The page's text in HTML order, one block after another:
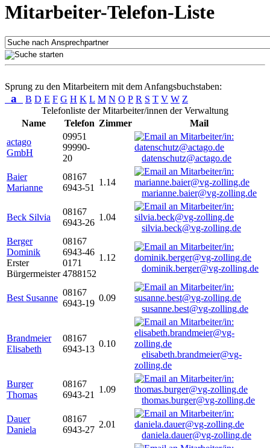
Mitarbeiter-Telefon-Liste
Sprung zu den Mitarbeitern mit dem Anfangsbuchstaben:
a B D E F G H K L M N O P R S T V W Z
Telefonliste der Mitarbeiter/innen der Verwaltung
Name
Telefon Zimmer
Mail
actago
GmbH
09951
99990-
20
datenschutz@actago.de
Baier
Marianne
08167
6943-51
1.14
marianne.baier@vg-zolling.de
Beck Silvia
08167
6943-26
1.04
silvia.beck@vg-zolling.de
Berger
Dominik
Erster
Bürgermeister
08167
6943-46
0171
4788152
1.12
dominik.berger@vg-zolling.de
Best Susanne
08167
6943-19
0.09
susanne.best@vg-zolling.de
Brandmeier
Elisabeth
08167
6943-13
0.10
elisabeth.brandmeier@vg-
zolling.de
Burger
Thomas
08167
6943-21
1.09
thomas.burger@vg-zolling.de
Dauer
Daniela
08167
6943-27
2.01
daniela.dauer@vg-zolling.de